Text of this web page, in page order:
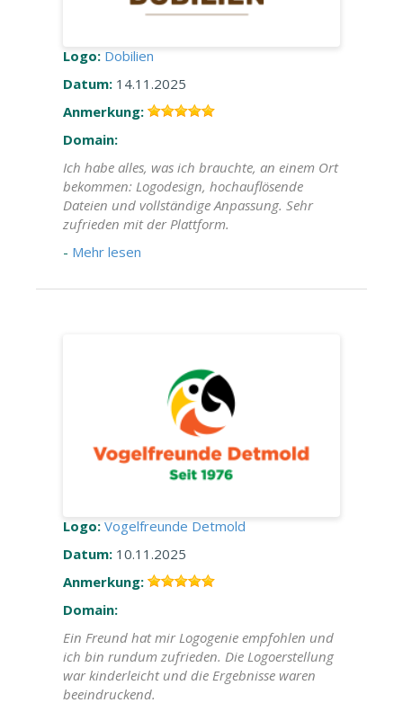
Logo: Dobilien
Datum: 14.11.2025
Anmerkung:
Domain:
Ich habe alles, was ich brauchte, an einem Ort
bekommen: Logodesign, hochauflösende
Dateien und vollständige Anpassung. Sehr
zufrieden mit der Plattform.
- Mehr lesen
Logo: Vogelfreunde Detmold
Datum: 10.11.2025
Anmerkung:
Domain:
Ein Freund hat mir Logogenie empfohlen und
ich bin rundum zufrieden. Die Logoerstellung
war kinderleicht und die Ergebnisse waren
beeindruckend.